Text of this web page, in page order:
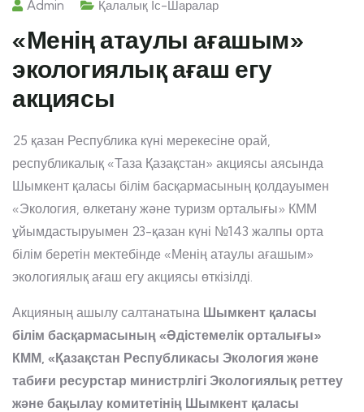
Admin Қалалық Іс-Шаралар
«Менің атаулы ағашым»
экологиялық ағаш егу
акциясы
25 қазан Республика күні мерекесіне орай,
республикалық «Таза Қазақстан» акциясы аясында
Шымкент қаласы білім басқармасының қолдауымен
«Экология, өлкетану және туризм орталығы» КММ
ұйымдастыруымен 23-қазан күні №143 жалпы орта
білім беретін мектебінде «Менің атаулы ағашым»
экологиялық ағаш егу акциясы өткізілді.
Акцияның ашылу салтанатына Шымкент қаласы
білім басқармасының «Әдістемелік орталығы»
КММ, «Қазақстан Республикасы Экология және
табиғи ресурстар министрлігі Экологиялық реттеу
және бақылау комитетінің Шымкент қаласы